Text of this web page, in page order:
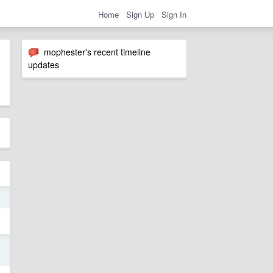
Home Sign Up Sign In
mophester's recent timeline
updates